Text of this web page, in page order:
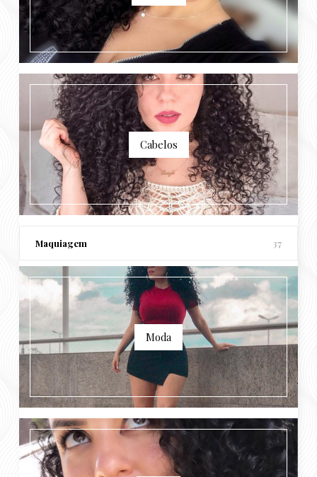
Cabelos
Maquiagem 37
Moda